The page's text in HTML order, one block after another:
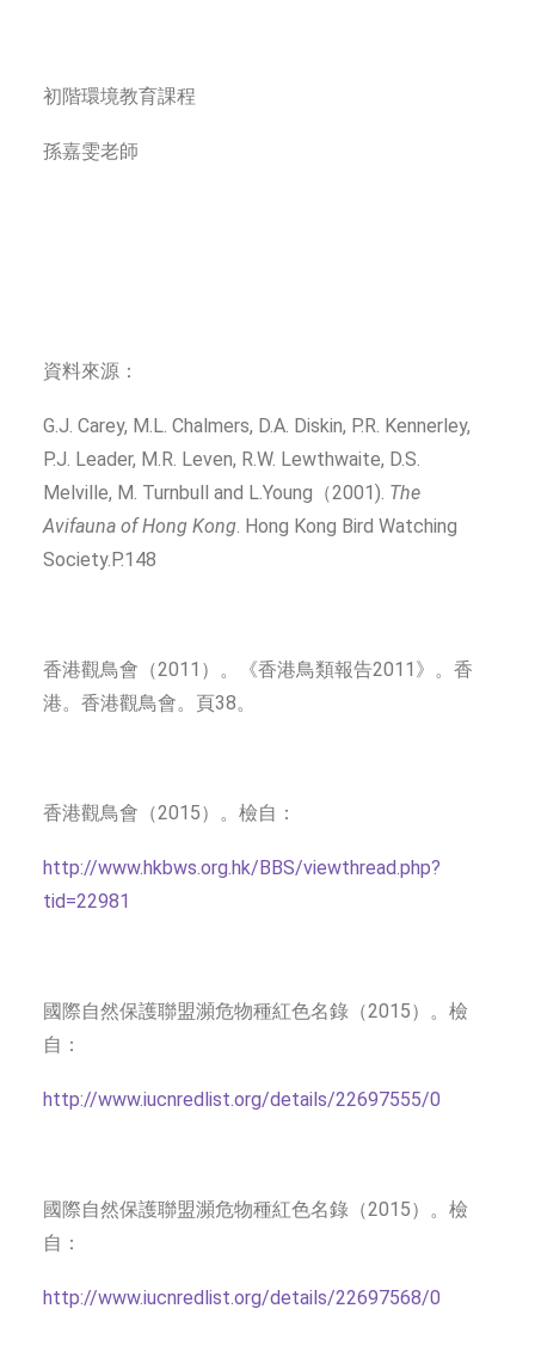
初階環境教育課程
孫嘉雯老師
資料來源：
G.J. Carey, M.L. Chalmers, D.A. Diskin, P.R. Kennerley,
P.J. Leader, M.R. Leven, R.W. Lewthwaite, D.S.
Melville, M. Turnbull and L.Young（2001). The
Avifauna of Hong Kong. Hong Kong Bird Watching
Society.P.148
香港觀鳥會（2011）。《香港鳥類報告2011》。香
港。香港觀鳥會。頁38。
香港觀鳥會（2015）。檢自：
http://www.hkbws.org.hk/BBS/viewthread.php?
tid=22981
國際自然保護聯盟瀕危物種紅色名錄（2015）。檢
自：
http://www.iucnredlist.org/details/22697555/0
國際自然保護聯盟瀕危物種紅色名錄（2015）。檢
自：
http://www.iucnredlist.org/details/22697568/0